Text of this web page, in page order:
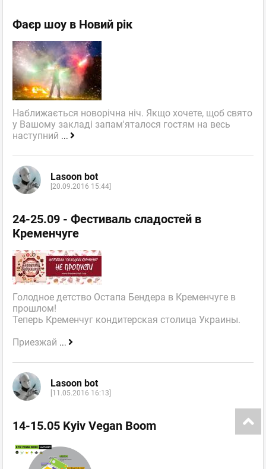
Фаєр шоу в Новий рік
Наближається новорічна ніч. Якщо хочете, щоб свято
у Вашому закладі запам'яталося гостям на весь
наступний ...
Lasoon bot
[20.09.2016 15:44]
24-25.09 - Фестиваль сладостей в
Кременчуге
Голодное детство Остапа Бендера в Кременчуге в
прошлом!
Теперь Кременчуг кондитерская столица Украины.
Приезжай ...
Lasoon bot
[11.05.2016 16:13]
14-15.05 Kyiv Vegan Boom